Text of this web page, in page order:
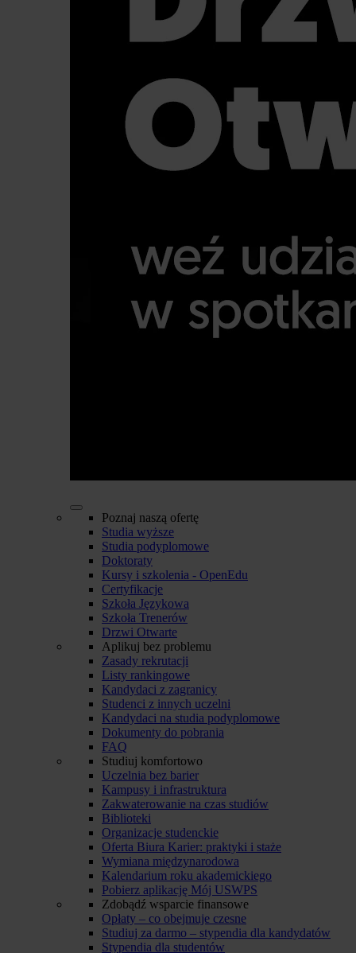
Poznaj naszą ofertę
Studia wyższe
Studia podyplomowe
Doktoraty
Kursy i szkolenia - OpenEdu
Certyfikacje
Szkoła Językowa
Szkoła Trenerów
Drzwi Otwarte
Aplikuj bez problemu
Zasady rekrutacji
Listy rankingowe
Kandydaci z zagranicy
Studenci z innych uczelni
Kandydaci na studia podyplomowe
Dokumenty do pobrania
FAQ
Studiuj komfortowo
Uczelnia bez barier
Kampusy i infrastruktura
Zakwaterowanie na czas studiów
Biblioteki
Organizacje studenckie
Oferta Biura Karier: praktyki i staże
Wymiana międzynarodowa
Kalendarium roku akademickiego
Pobierz aplikację Mój USWPS
Zdobądź wsparcie finansowe
Opłaty – co obejmuje czesne
Studiuj za darmo – stypendia dla kandydatów
Stypendia dla studentów